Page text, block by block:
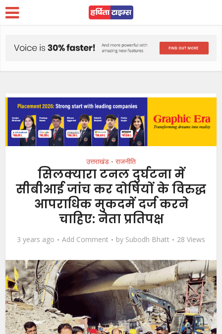
उत्तराखंड • राजनीति
सिलक्यारा टनल दुर्घटना में
सीबीआई जांच कर दोषियों के विरुद्ध
आपराधिक मुकदमें दर्ज करने
चाहिए: नेता प्रतिपक्ष
3 years ago Add Comment by Subodh Bhatt 28 Views